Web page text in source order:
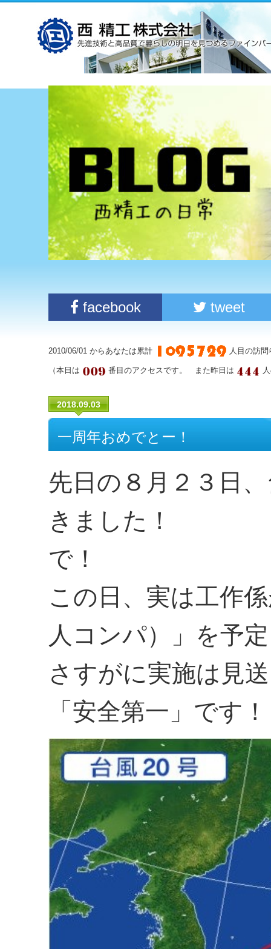
facebook tweet
2010/06/01 からあなたは累計 人目の訪
（本日は 番目のアクセスです。 また昨日は
2018.09.03
一周年おめでとー！
先日の８月２３日
きました！
で！
この日、実は工作
人コンパ）」を予
さすがに実施は見
「安全第一」です！